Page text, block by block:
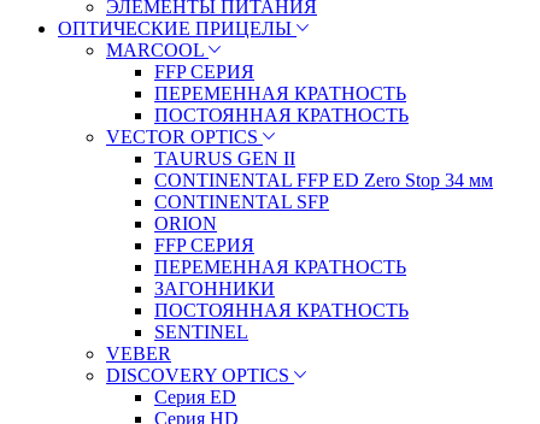
ЭЛЕМЕНТЫ ПИТАНИЯ
ОПТИЧЕСКИЕ ПРИЦЕЛЫ
MARCOOL
FFP СЕРИЯ
ПЕРЕМЕННАЯ КРАТНОСТЬ
ПОСТОЯННАЯ КРАТНОСТЬ
VECTOR OPTICS
TAURUS GEN II
CONTINENTAL FFP ED Zero Stop 34 мм
CONTINENTAL SFP
ORION
FFP СЕРИЯ
ПЕРЕМЕННАЯ КРАТНОСТЬ
ЗАГОННИКИ
ПОСТОЯННАЯ КРАТНОСТЬ
SENTINEL
VEBER
DISCOVERY OPTICS
Серия ED
Серия HD